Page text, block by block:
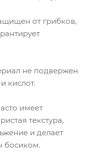
от грибков,
не подвержен
кислот.
имеет
текстура,
и делает
босиком.